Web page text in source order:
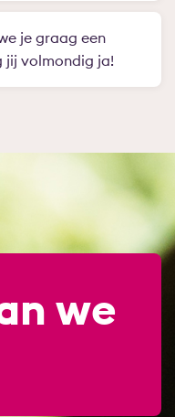
je graag een
jij volmondig ja!
we